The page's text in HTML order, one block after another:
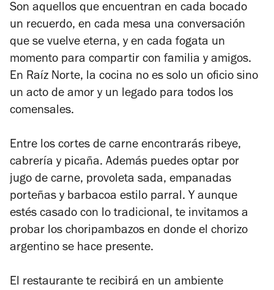
Son aquellos que encuentran en cada bocado
un recuerdo, en cada mesa una conversación
que se vuelve eterna, y en cada fogata un
momento para compartir con familia y amigos.
En Raíz Norte, la cocina no es solo un oficio sino
un acto de amor y un legado para todos los
comensales.
Entre los cortes de carne encontrarás ribeye,
cabrería y picaña. Además puedes optar por
jugo de carne, provoleta sada, empanadas
porteñas y barbacoa estilo parral. Y aunque
estés casado con lo tradicional, te invitamos a
probar los choripambazos en donde el chorizo
argentino se hace presente.
El restaurante te recibirá en un ambiente